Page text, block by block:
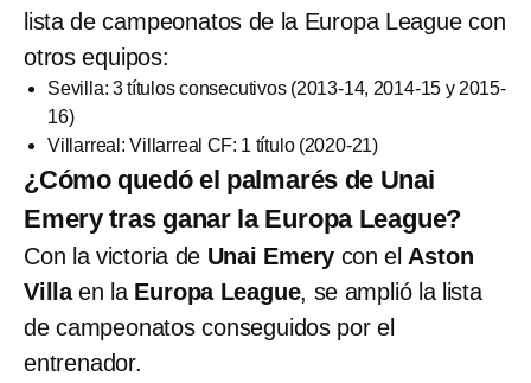
lista de campeonatos de la Europa League con
otros equipos:
Sevilla: 3 títulos consecutivos (2013-14, 2014-15 y 2015-
16)
Villarreal: Villarreal CF: 1 título (2020-21)
¿Cómo quedó el palmarés de Unai
Emery tras ganar la Europa League?
Con la victoria de Unai Emery con el Aston
Villaen la Europa League, se amplió la lista
de campeonatos conseguidos por el
entrenador.